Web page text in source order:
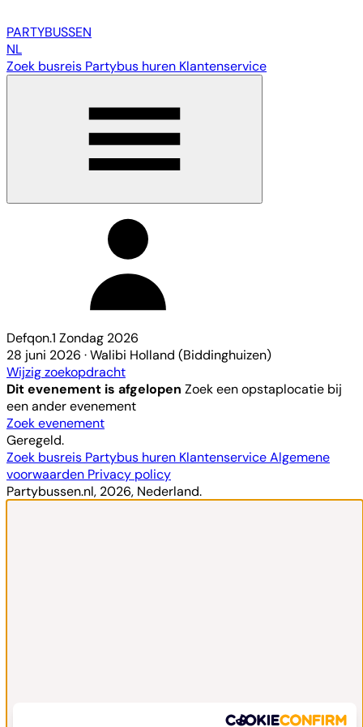
PARTYBUSSEN
NL
Zoek busreis Partybus huren Klantenservice
Defqon.1 Zondag 2026
28 juni 2026 ·Walibi Holland (Biddinghuizen)
Wijzig zoekopdracht
Dit evenement is afgelopen Zoek een opstaplocatie bij
een ander evenement
Zoek evenement
Geregeld.
Zoek busreis Partybus huren KlantenserviceAlgemene
voorwaarden Privacy policy
Partybussen.nl, 2026, Nederland.